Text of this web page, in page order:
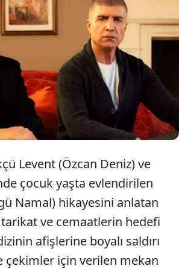
tarafından para ve yayın durdurma
aldığı için yeni bölümü
'Kızıl Goncalar' dizisinin
oyuncusu Özcan Deniz sessizliğini
Levent (Özcan Deniz) ve
çocuk yaşta evlendirilen
Namal) hikayesini anlatan
tarikat ve cemaatlerin hedefi
afişlerine boyalı saldırı
çekimler için verilen mekan